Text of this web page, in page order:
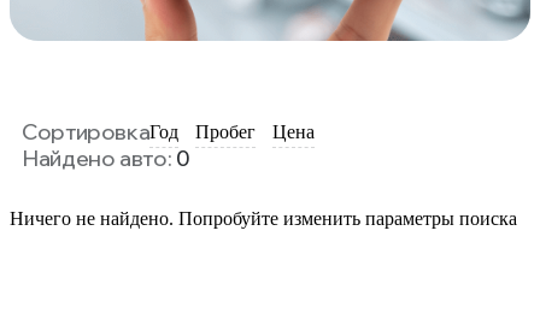
СортировкаГод Пробег Цена
Найдено авто: 0
Ничего не найдено. Попробуйте изменить параметры поиска